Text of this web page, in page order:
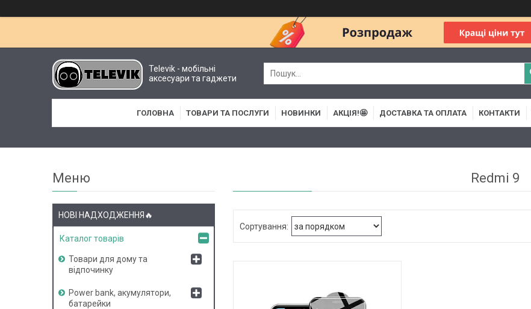
Televik - мобільні
аксесуари та гаджети
ГОЛОВНА ТОВАРИ ТА ПОСЛУГИ НОВИНКИ АКЦІЯ!🤩 ДОСТАВКА ТА ОПЛАТА КОНТАКТИ
Redmi 9
НОВІ НАДХОДЖЕННЯ🔥
Каталог товарів
Товари для дому та
відпочинку
Power bank, акумулятори,
батарейки